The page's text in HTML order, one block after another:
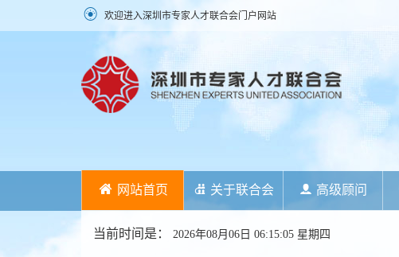
欢迎进入深圳市专家人才联合会门户网站
网站首页 关于联合会 高级顾问
当前时间是： 2026年08月06日 06:15:06 星期四